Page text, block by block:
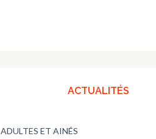
ACTUALITÉS
ADULTES ET AINÉS